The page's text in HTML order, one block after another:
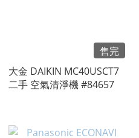
售完
大金 DAIKIN MC40USCT7
二手 空氣清淨機 #84657